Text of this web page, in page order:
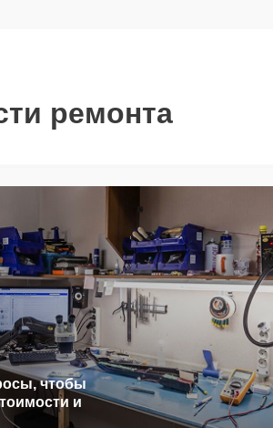
ремонта
чтобы
и